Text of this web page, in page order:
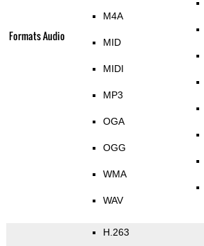
Formats Audio
M4A
MID
MIDI
MP3
OGA
OGG
WMA
WAV
H.263